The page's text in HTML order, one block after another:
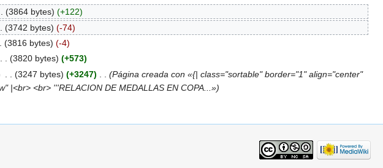
(3864 bytes) (+122)
(3742 bytes) (-74)
(3816 bytes) (-4)
. . (3820 bytes) (+573)
(3247 bytes) (+3247)
(Página creada con «{| class="sortable" border="1" align="center"
|<br> <br> '''RELACION DE MEDALLAS EN COPA...»)